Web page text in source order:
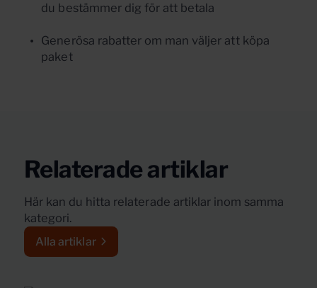
du bestämmer dig för att betala
Generösa rabatter om man väljer att köpa
paket
Relaterade artiklar
Här kan du hitta relaterade artiklar inom samma
kategori.
Alla artiklar